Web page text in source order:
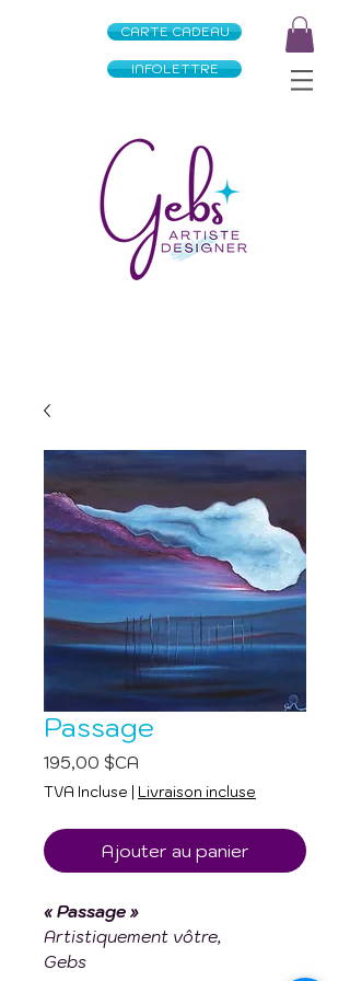
CARTE CADEAU
INFOLETTRE
Passage
195,00 $CA
TVA Incluse Livraison incluse
Ajouter au panier
« Passage »
Artistiquement vôtre,
Gebs